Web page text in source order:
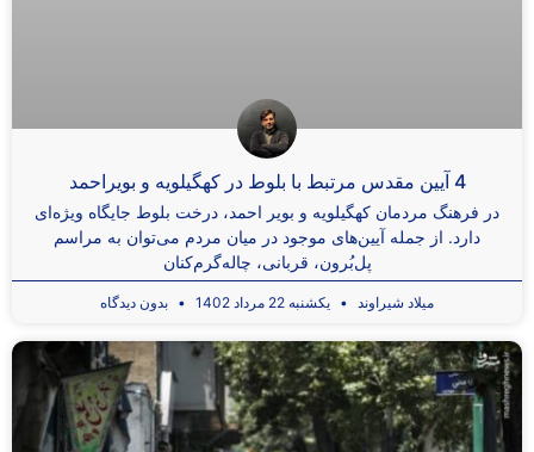
4 آیین مقدس مرتبط با بلوط در کهگیلویه و بویراحمد
در فرهنگ مردمان کهگیلویه و بویر احمد، درخت بلوط جایگاه ویژه‌ای
دارد. از جمله آیین‌های موجود در میان مردم می‌توان به مراسم
پل‌بُرون، قربانی، چاله‌گرم‌کنان
میلاد شیراوند یکشنبه 22 مرداد 1402 بدون دیدگاه